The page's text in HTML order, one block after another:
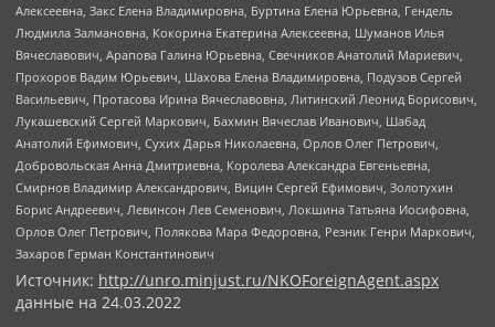
Алексеевна, Закс Елена Владимировна, Буртина Елена Юрьевна, Гендель
Людмила Залмановна, Кокорина Екатерина Алексеевна, Шуманов Илья
Вячеславович, Арапова Галина Юрьевна, Свечников Анатолий Мариевич,
Прохоров Вадим Юрьевич, Шахова Елена Владимировна, Подузов Сергей
Васильевич, Протасова Ирина Вячеславовна, Литинский Леонид Борисович,
Лукашевский Сергей Маркович, Бахмин Вячеслав Иванович, Шабад
Анатолий Ефимович, Сухих Дарья Николаевна, Орлов Олег Петрович,
Добровольская Анна Дмитриевна, Королева Александра Евгеньевна,
Смирнов Владимир Александрович, Вицин Сергей Ефимович, Золотухин
Борис Андреевич, Левинсон Лев Семенович, Локшина Татьяна Иосифовна,
Орлов Олег Петрович, Полякова Мара Федоровна, Резник Генри Маркович,
Захаров Герман Константинович
Источник: http://unro.minjust.ru/NKOForeignAgent.aspx
данные на 24.03.2022